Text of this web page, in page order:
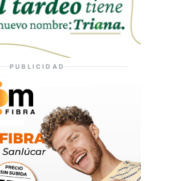
PUBLICIDAD